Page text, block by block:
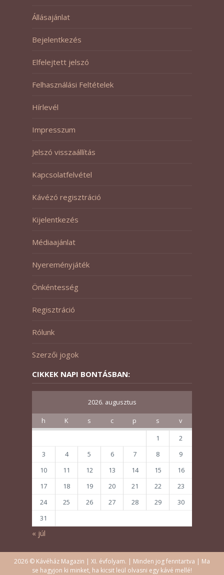
Állásajánlat
Bejelentkezés
Elfelejtett jelszó
Felhasználási Feltételek
Hírlevél
Impresszum
Jelszó visszaállítás
Kapcsolatfelvétel
Kávézó regisztráció
Kijelentkezés
Médiaajánlat
Nyereményjáték
Önkéntesség
Regisztráció
Rólunk
Szerzői jogok
CIKKEK NAPI BONTÁSBAN:
2026. augusztus
h K s c p s
v
1
2
3
4 5 6 7 8
9
10
11 12 13 14 15
16
17
18 19 20 21 22
23
24
25 26 27 28 29
30
31
« júl
2026 © Kávéház Magazin | XI. évfolyam. | Minden jog fenntartva | Ma
se hagyjon ki minket, ha kicsit leül olvasni egy kávé mellé!